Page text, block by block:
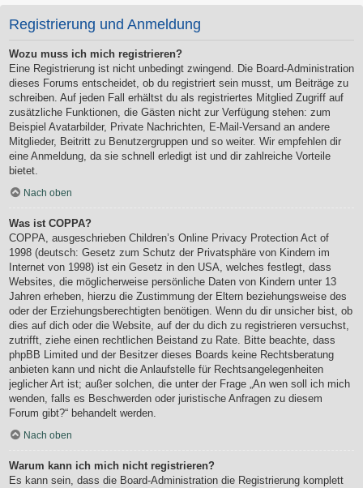
Registrierung und Anmeldung
Wozu muss ich mich registrieren?
Eine Registrierung ist nicht unbedingt zwingend. Die Board-Administration
dieses Forums entscheidet, ob du registriert sein musst, um Beiträge zu
schreiben. Auf jeden Fall erhältst du als registriertes Mitglied Zugriff auf
zusätzliche Funktionen, die Gästen nicht zur Verfügung stehen: zum
Beispiel Avatarbilder, Private Nachrichten, E-Mail-Versand an andere
Mitglieder, Beitritt zu Benutzergruppen und so weiter. Wir empfehlen dir
eine Anmeldung, da sie schnell erledigt ist und dir zahlreiche Vorteile
bietet.
Nach oben
Was ist COPPA?
COPPA, ausgeschrieben Children’s Online Privacy Protection Act of
1998 (deutsch: Gesetz zum Schutz der Privatsphäre von Kindern im
Internet von 1998) ist ein Gesetz in den USA, welches festlegt, dass
Websites, die möglicherweise persönliche Daten von Kindern unter 13
Jahren erheben, hierzu die Zustimmung der Eltern beziehungsweise des
oder der Erziehungsberechtigten benötigen. Wenn du dir unsicher bist, ob
dies auf dich oder die Website, auf der du dich zu registrieren versuchst,
zutrifft, ziehe einen rechtlichen Beistand zu Rate. Bitte beachte, dass
phpBB Limited und der Besitzer dieses Boards keine Rechtsberatung
anbieten kann und nicht die Anlaufstelle für Rechtsangelegenheiten
jeglicher Art ist; außer solchen, die unter der Frage „An wen soll ich mich
wenden, falls es Beschwerden oder juristische Anfragen zu diesem
Forum gibt?“ behandelt werden.
Nach oben
Warum kann ich mich nicht registrieren?
Es kann sein, dass die Board-Administration die Registrierung komplett